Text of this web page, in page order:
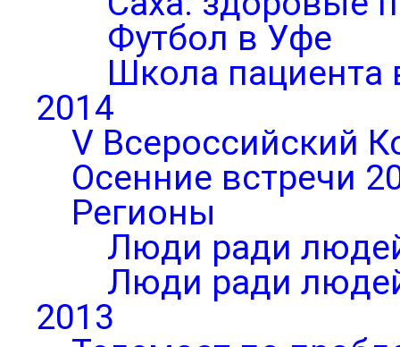
Футбол в Уфе
Школа пациента
2014
V Всероссийский
Осенние встречи
Регионы
Люди ради
Люди ради
2013